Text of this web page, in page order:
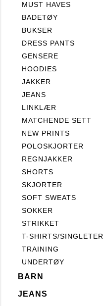
MUST HAVES
BADETØY
BUKSER
DRESS PANTS
GENSERE
HOODIES
JAKKER
JEANS
LINKLÆR
MATCHENDE SETT
NEW PRINTS
POLOSKJORTER
REGNJAKKER
SHORTS
SKJORTER
SOFT SWEATS
SOKKER
STRIKKET
T-SHIRTS/SINGLETER
TRAINING
UNDERTØY
BARN
JEANS